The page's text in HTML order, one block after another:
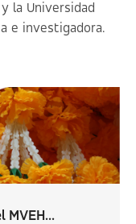
la Universidad
e investigadora.
MVEH...